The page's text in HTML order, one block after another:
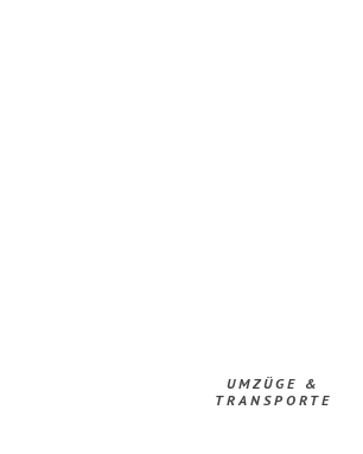
UMZÜGE &
TRANSPORTE